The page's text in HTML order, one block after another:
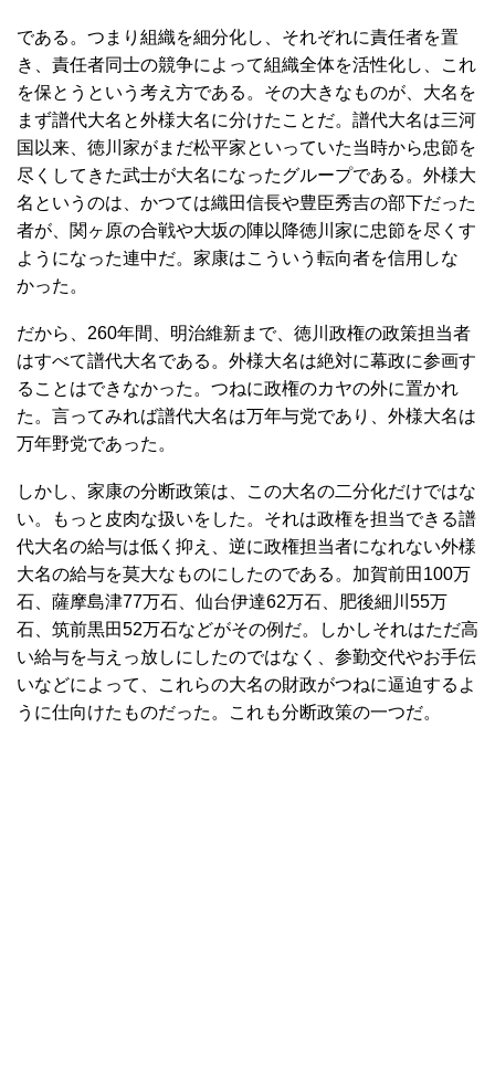
である。つまり組織を細分化し、それぞれに責任者を置
き、責任者同士の競争によって組織全体を活性化し、これ
を保とうという考え方である。その大きなものが、大名を
まず譜代大名と外様大名に分けたことだ。譜代大名は三河
国以来、徳川家がまだ松平家といっていた当時から忠節を
尽くしてきた武士が大名になったグループである。外様大
名というのは、かつては織田信長や豊臣秀吉の部下だった
者が、関ヶ原の合戦や大坂の陣以降徳川家に忠節を尽くす
ようになった連中だ。家康はこういう転向者を信用しな
かった。
だから、260年間、明治維新まで、徳川政権の政策担当者
はすべて譜代大名である。外様大名は絶対に幕政に参画す
ることはできなかった。つねに政権のカヤの外に置かれ
た。言ってみれば譜代大名は万年与党であり、外様大名は
万年野党であった。
しかし、家康の分断政策は、この大名の二分化だけではな
い。もっと皮肉な扱いをした。それは政権を担当できる譜
代大名の給与は低く抑え、逆に政権担当者になれない外様
大名の給与を莫大なものにしたのである。加賀前田100万
石、薩摩島津77万石、仙台伊達62万石、肥後細川55万
石、筑前黒田52万石などがその例だ。しかしそれはただ高
い給与を与えっ放しにしたのではなく、参勤交代やお手伝
いなどによって、これらの大名の財政がつねに逼迫するよ
うに仕向けたものだった。これも分断政策の一つだ。